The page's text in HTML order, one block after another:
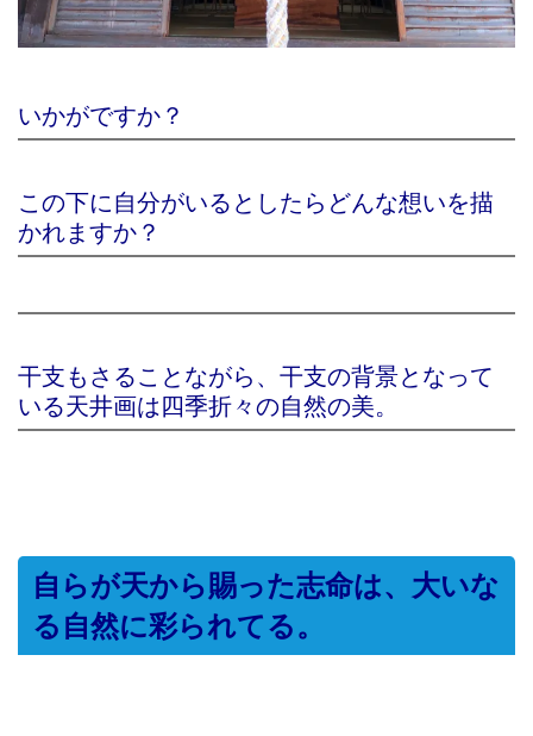
いかがですか？
この下に自分がいるとしたらどんな想いを描
かれますか？
干支もさることながら、干支の背景となって
いる天井画は四季折々の自然の美。
自らが天から賜った志命は、大いな
る自然に彩られてる。